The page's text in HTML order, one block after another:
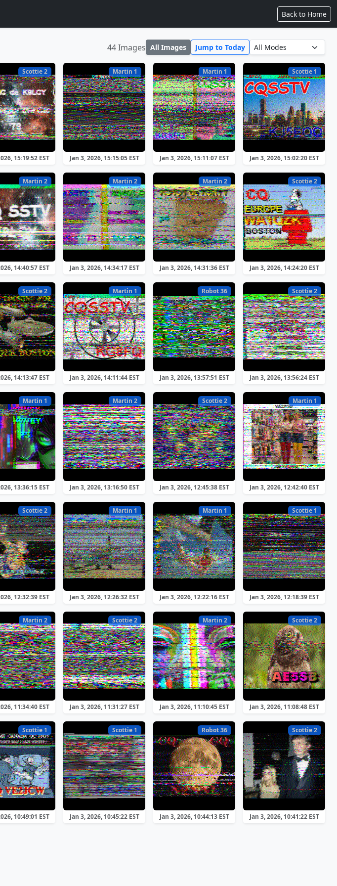
Back to Home
44 Images All Images Jump to Today
Scottie 2
15:19:52 EST
Martin 1
Jan 3, 2026, 15:15:05 EST
Martin 1
Jan 3, 2026, 15:11:07 EST
Scottie 1
Jan 3, 2026, 15:02:20 EST
Martin 2
14:40:57 EST
Martin 2
Jan 3, 2026, 14:34:17 EST
Martin 2
Jan 3, 2026, 14:31:36 EST
Scottie 2
Jan 3, 2026, 14:24:20 EST
Scottie 2
14:13:47 EST
Martin 1
Jan 3, 2026, 14:11:44 EST
Robot 36
Jan 3, 2026, 13:57:51 EST
Scottie 2
Jan 3, 2026, 13:56:24 EST
Martin 1
13:36:15 EST
Martin 2
Jan 3, 2026, 13:16:50 EST
Scottie 2
Jan 3, 2026, 12:45:38 EST
Martin 1
Jan 3, 2026, 12:42:40 EST
Scottie 2
12:32:39 EST
Martin 1
Jan 3, 2026, 12:26:32 EST
Martin 1
Jan 3, 2026, 12:22:16 EST
Scottie 1
Jan 3, 2026, 12:18:39 EST
Martin 2
11:34:40 EST
Scottie 2
Jan 3, 2026, 11:31:27 EST
Martin 2
Jan 3, 2026, 11:10:45 EST
Scottie 2
Jan 3, 2026, 11:08:48 EST
Scottie 1
10:49:01 EST
Scottie 1
Jan 3, 2026, 10:45:22 EST
Robot 36
Jan 3, 2026, 10:44:13 EST
Scottie 2
Jan 3, 2026, 10:41:22 EST